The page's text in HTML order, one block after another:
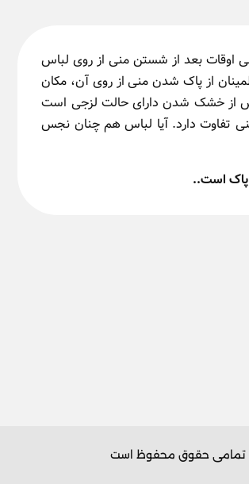
اوقات بعد از شستن منی از روی لباس
از پاک شدن منی از روی آن، مکان
از خشک شدن دارای حالت لزجی است
تفاوت دارد. آیا لباس هم چنان نجس
است..
تمامی حقوق محفوظ است